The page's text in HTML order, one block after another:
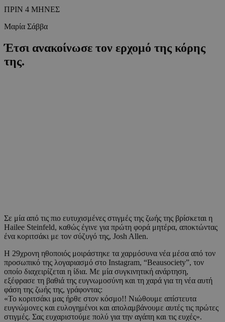
ΠΡΙΝ 4 ΜΗΝΕΣ
Μαρία Σάββα
Έτσι ανακοίνωσε τον ερχομό της κόρης
της.
Σε μία από τις πιο ευτυχισμένες στιγμές της ζωής της βρίσκεται η
Hailee Steinfeld, καθώς έγινε για πρώτη φορά μητέρα, αποκτώντας
ένα κοριτσάκι με τον σύζυγό της, Josh Allen.
Η 29χρονη ηθοποιός μοιράστηκε τα χαρμόσυνα νέα μέσα από τον
προσωπικό της λογαριασμό στο Instagram, “Beausociety”, τον
οποίο διαχειρίζεται η ίδια. Με μία συγκινητική ανάρτηση,
εξέφρασε τη βαθιά της ευγνωμοσύνη και τη χαρά για τη νέα αυτή
φάση της ζωής της, γράφοντας:
«Το κοριτσάκι μας ήρθε στον κόσμο!! Νιώθουμε απίστευτα
ευγνώμονες και ευλογημένοι και απολαμβάνουμε αυτές τις πρώτες
στιγμές. Σας ευχαριστούμε πολύ για την αγάπη και τις ευχές».